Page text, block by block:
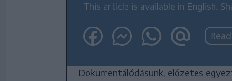
This article is available in English.
Dokumentálódásunk, előzetes